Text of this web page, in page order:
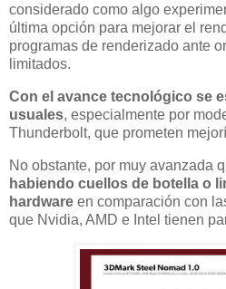
considerado como algo
última opción para mejorar el
programas de renderizado ante
limitados.
Con el avance tecnológico se
usuales, especialmente por
Thunderbolt, que prometen
No obstante, por muy avanzada
habiendo cuellos de botella o
hardware en comparación con
que Nvidia, AMD e Intel tienen